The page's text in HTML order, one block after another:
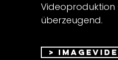
Videoproduktion
überzeugend.
>